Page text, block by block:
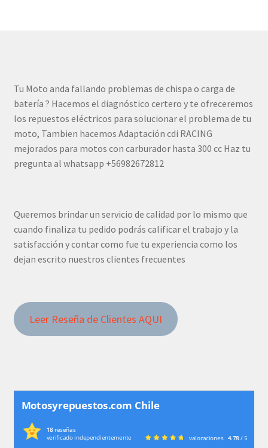
Tu Moto anda fallando problemas de chispa o carga de
batería ? Hacemos el diagnóstico certero y te ofreceremos
los repuestos eléctricos para solucionar el problema de tu
moto, Tambien hacemos Adaptación cdi RACING
mejorados para motos con carburador hasta 300 cc Haz tu
pregunta al whatsapp +56982672812
Queremos brindar un servicio de calidad por lo mismo que
cuando finaliza tu pedido podrás calificar el trabajo y la
satisfacción y contar como fue tu experiencia como los
dejan escrito nuestros clientes frecuentes
Leer Reseña de Clientes AQUI
Motosyrepuestos.com Chile
18reseñas
verificado independientemente
valoraciones 4.78/ 5